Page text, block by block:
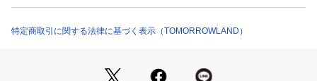
ォルニアカルチャーを発信しています。
商品番号：1095000002166 （モール）
特定商取引に関する法律に基づく表示（TOMORROWLAND）